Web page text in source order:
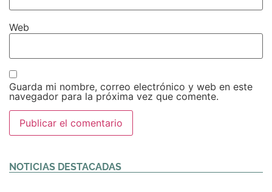
Web
Guarda mi nombre, correo electrónico y web en este
navegador para la próxima vez que comente.
NOTICIAS DESTACADAS